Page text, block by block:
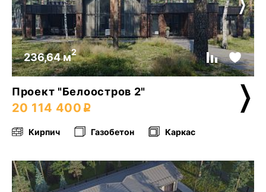
236,64 м2
Проект "Белоостров 2"
20 114 400
Кирпич Газобетон Каркас